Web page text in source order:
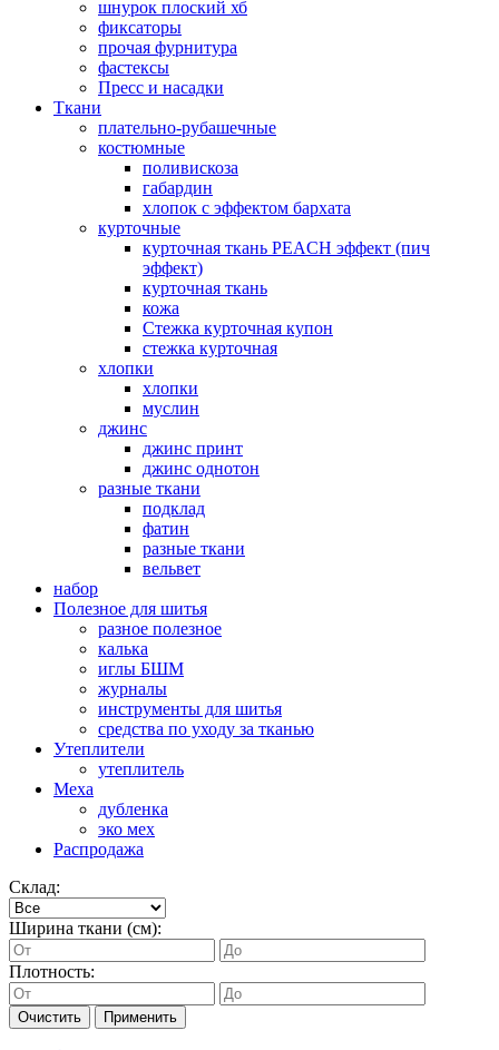
шнурок плоский хб
фиксаторы
прочая фурнитура
фастексы
Пресс и насадки
Ткани
плательно-рубашечные
костюмные
поливискоза
габардин
хлопок с эффектом бархата
курточные
курточная ткань PEACH эффект (пич
эффект)
курточная ткань
кожа
Стежка курточная купон
стежка курточная
хлопки
хлопки
муслин
джинс
джинс принт
джинс однотон
разные ткани
подклад
фатин
разные ткани
вельвет
набор
Полезное для шитья
разное полезное
калька
иглы БШМ
журналы
инструменты для шитья
средства по уходу за тканью
Утеплители
утеплитель
Меха
дубленка
эко мех
Распродажа
Склад:
Ширина ткани (см):
Плотность:
Очистить Применить